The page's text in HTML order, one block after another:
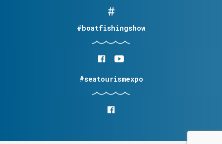
#boatfishingshow
#seatourismexpo